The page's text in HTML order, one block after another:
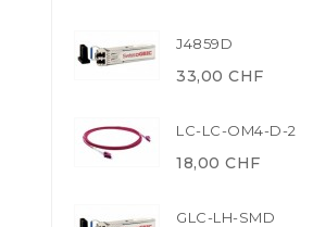
J4859D
33,00 CHF
LC-LC-OM4-D-2
18,00 CHF
GLC-LH-SMD